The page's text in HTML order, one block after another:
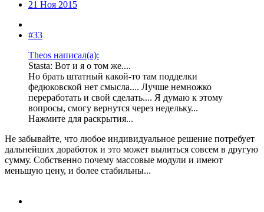
21 Ноя 2015
#33
Theos написал(а):
Stasta: Вот и я о том же....
Но брать штатный какой-то там подделки
федюковской нет смысла.... Лучше немножко
переработать и свой сделать.... Я думаю к этому
вопросы, смогу вернутся через недельку...
Нажмите для раскрытия...
Не забывайте, что любое индивидуальное решение потребует
дальнейших доработок и это может вылиться совсем в другую
сумму. Собственно почему массовые модули и имеют
меньшую цену, и более стабильны...